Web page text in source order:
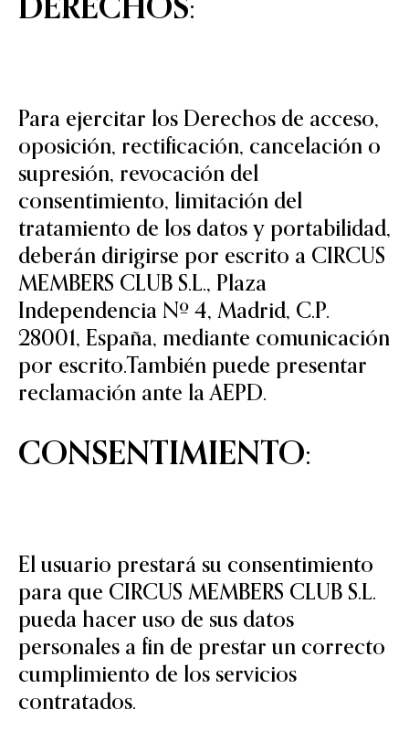
DERECHOS:
Para ejercitar los Derechos de acceso,
oposición, rectificación, cancelación o
supresión, revocación del
consentimiento, limitación del
tratamiento de los datos y portabilidad,
deberán dirigirse por escrito a CIRCUS
MEMBERS CLUB S.L., Plaza
Independencia Nº 4, Madrid, C.P.
28001, España, mediante comunicación
por escrito.También puede presentar
reclamación ante la AEPD.
CONSENTIMIENTO:
El usuario prestará su consentimiento
para que CIRCUS MEMBERS CLUB S.L.
pueda hacer uso de sus datos
personales a fin de prestar un correcto
cumplimiento de los servicios
contratados.